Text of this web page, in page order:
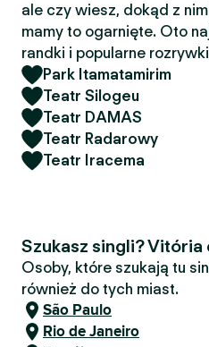
ale czy wiesz, dokąd z
mamy to ogarnięte. Oto
randki i popularne
Park Itamatamirim
Teatr Silogeu
Teatr DAMAS
Teatr Radarowy
Teatr Iracema
Szukasz singli?
Osoby, które szukają tu
również do tych miast.
São Paulo
Rio de Janeiro